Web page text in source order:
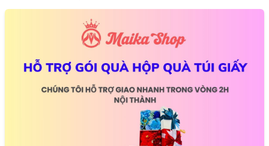
Cảm Nhận Mùi Hương Nước Hoa Unisex Agatho
Parfum Adone Extrait de Parfum
- Ngay khi tinh chất vừa chạm vào da, Adone bung tỏa một
năng lượng tươi sáng nhưng vô cùng có chiều sâu. Sự xuất
hiện của Quả Bưởi mang đến nét thanh yên, the mát, nhanh
chóng hòa quyện cùng vị chua thanh, mọng nước của Quả Lý
Chua Đen . Tuy nhiên, sự đắt giá ngay từ giây phút đầu tiên lại